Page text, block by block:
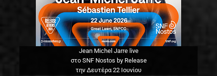
Jean Michel Jarre live
στο SNF Nostos by Release
την Δευτέρα 22 Ιουνίου